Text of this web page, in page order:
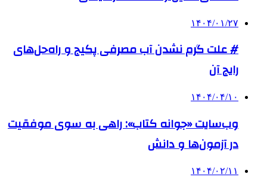
۱۴۰۴/۰۱/۲۷
# علت گرم نشدن آب مصرفی پکیج و راه‌حل‌های
رایج آن
۱۴۰۴/۰۴/۱۰
وب‌سایت «جوانه کتاب»: راهی به سوی موفقیت
در آزمون‌ها و دانش
۱۴۰۴/۰۲/۱۱